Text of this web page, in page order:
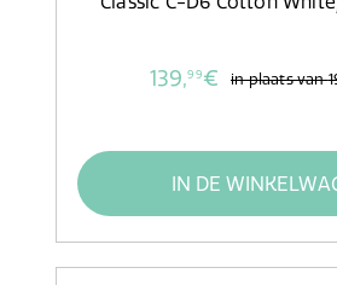
139,99€ in plaats van
IN DE